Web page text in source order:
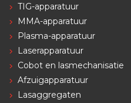
TIG-apparatuur
MMA-apparatuur
Plasma-apparatuur
Laserapparatuur
Cobot en lasmechanisatie
Afzuigapparatuur
Lasaggregaten